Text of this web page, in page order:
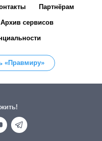
Партнёрам
Архив сервисов
«Правмиру»